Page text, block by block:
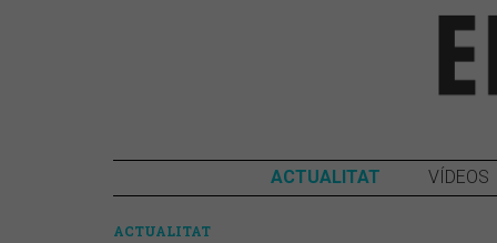
ACTUALITAT VÍDEOS
ACTUALITAT